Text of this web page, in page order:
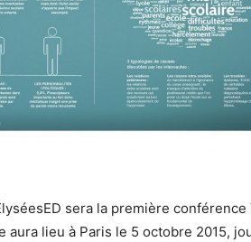
sera la première
aura lieu à Paris le 5 octobre 2015,